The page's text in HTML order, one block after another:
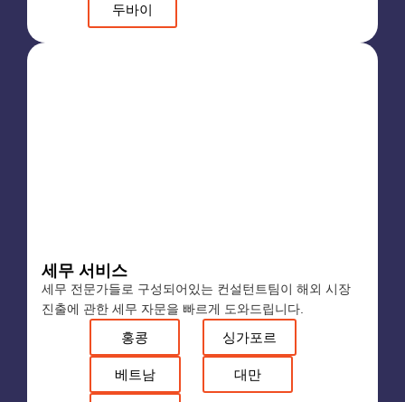
두바이
세무 서비스
세무 전문가들로 구성되어있는 컨설턴트팀이 해외 시장
진출에 관한 세무 자문을 빠르게 도와드립니다.
홍콩 싱가포르
베트남 대만